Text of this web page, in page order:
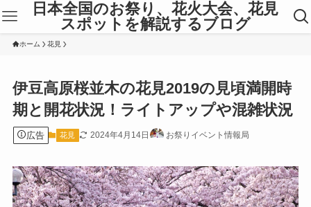
日本全国のお祭り、花火大会、花見
スポットを解説するブログ
ホーム 花見
伊豆高原桜並木の花見2019の見頃満開時
期と開花状況！ライトアップや混雑状況
広告 花見 2024年4月14日 お祭りイベント情報局